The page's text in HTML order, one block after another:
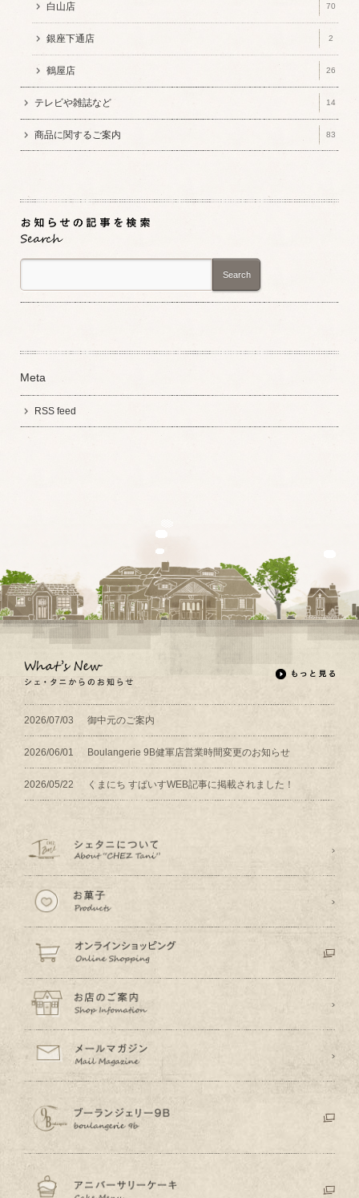
白山店 70
銀座下通店 2
鶴屋店 26
テレビや雑誌など 14
商品に関するご案内 83
Search
Meta
RSS feed
2026/07/03 御中元のご案内
2026/06/01 Boulangerie 9B健軍店営業時間変更のお知らせ
2026/05/22 くまにち すぱいすWEB記事に掲載されました！